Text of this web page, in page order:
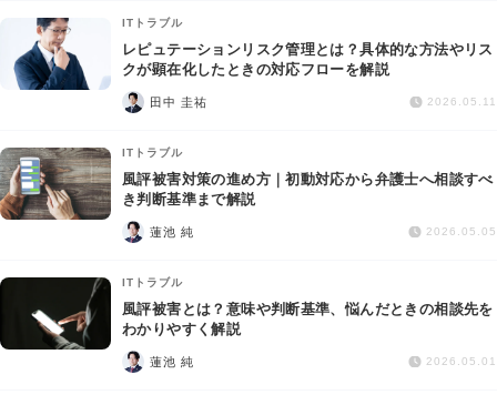
交通事故
労働問題
債権回収
IT・ネット
資金調達
ITトラブル
レピュテーションリスク管理とは？具体的な方法やリス
クが顕在化したときの対応フローを解説
田中 圭祐 2026.05.11
ITトラブル
風評被害対策の進め方｜初動対応から弁護士へ相談すべ
き判断基準まで解説
蓮池 純 2026.05.05
ITトラブル
風評被害とは？意味や判断基準、悩んだときの相談先を
わかりやすく解説
蓮池 純 2026.05.01